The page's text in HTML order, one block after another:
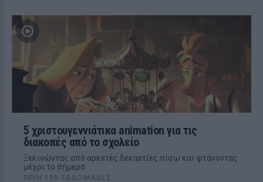
5 χριστουγεννιάτικα animation για τις
διακοπές από το σχολείο
Ξεκινώντας από αρκετές δεκαετίες πίσω και φτάνοντας
μέχρι το σήμερα
ΠΡΙΝ 190 ΕΒΔΟΜΆΔΕΣ